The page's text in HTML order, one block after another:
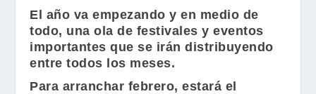
El año va empezando y en medio de
todo, una ola de festivales y eventos
importantes que se irán distribuyendo
entre todos los meses.
Para arranchar febrero, estará el